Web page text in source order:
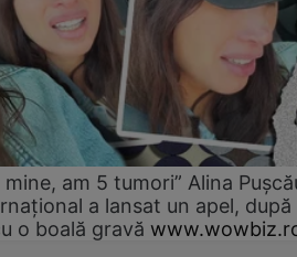
am 5 tumori” Alina
a lansat un apel, după
o boală gravă